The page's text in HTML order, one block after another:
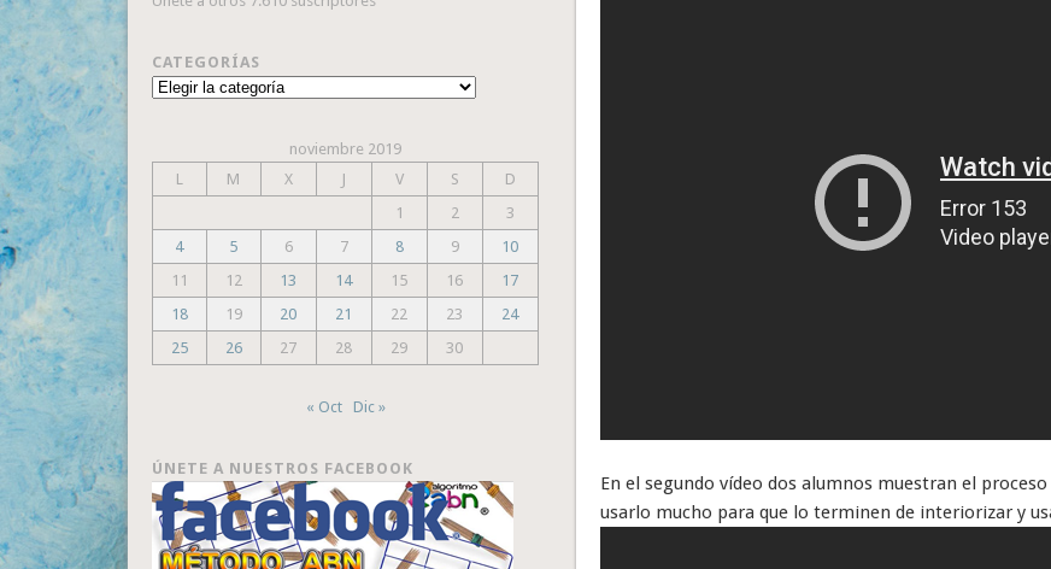
En el segundo vídeo dos alumnos muestran el
usarlo mucho para que lo terminen de interiorizar y
CATEGORÍAS
Categorías
noviembre 2019
L
M X J V S
D
1
2
3
4
5 6 7 8 9
10
11
12 13 14 15 16
17
18
19 20 21 22 23
24
25
26 27 28 29 30
« Oct Dic »
ÚNETE A NUESTROS FACEBOOK